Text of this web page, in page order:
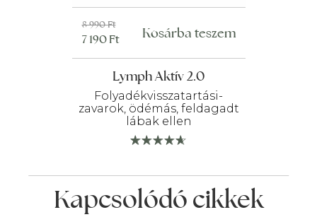
Lymph Aktív 2.0
Folyadékvisszatartási-
zavarok, ödémás, feldagadt
lábak ellen
8 990Ft
Original
price
was:
990 Ft.
7 190Ft
Current
price
is:
190 Ft.
Kosárba teszem
Kapcsolódó cikkek